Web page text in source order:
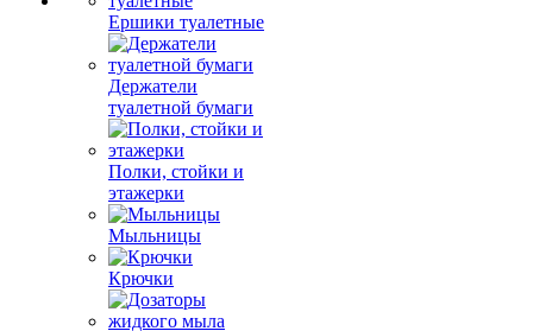
Ершики туалетные
Держатели
туалетной бумаги
Полки, стойки и
этажерки
Мыльницы
Крючки